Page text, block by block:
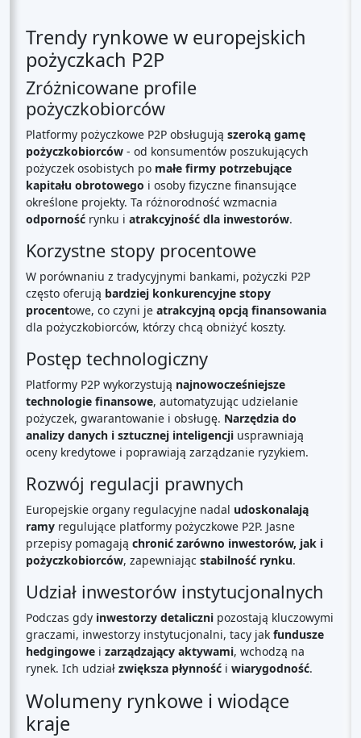
Trendy rynkowe w europejskich
pożyczkach P2P
Zróżnicowane profile
pożyczkobiorców
Platformy pożyczkowe P2P obsługują szeroką gamę
pożyczkobiorców - od konsumentów poszukujących
pożyczek osobistych po małe firmy potrzebujące
kapitału obrotowego i osoby fizyczne finansujące
określone projekty. Ta różnorodność wzmacnia
odporność rynku i atrakcyjność dla inwestorów.
Korzystne stopy procentowe
W porównaniu z tradycyjnymi bankami, pożyczki P2P
często oferują bardziej konkurencyjne stopy
procentowe, co czyni je atrakcyjną opcją finansowania
dla pożyczkobiorców, którzy chcą obniżyć koszty.
Postęp technologiczny
Platformy P2P wykorzystują najnowocześniejsze
technologie finansowe, automatyzując udzielanie
pożyczek, gwarantowanie i obsługę. Narzędzia do
analizy danych i sztucznej inteligencji usprawniają
oceny kredytowe i poprawiają zarządzanie ryzykiem.
Rozwój regulacji prawnych
Europejskie organy regulacyjne nadal udoskonalają
ramy regulujące platformy pożyczkowe P2P. Jasne
przepisy pomagają chronić zarówno inwestorów, jak i
pożyczkobiorców, zapewniając stabilność rynku.
Udział inwestorów instytucjonalnych
Podczas gdy inwestorzy detaliczni pozostają kluczowymi
graczami, inwestorzy instytucjonalni, tacy jak fundusze
hedgingowe i zarządzający aktywami, wchodzą na
rynek. Ich udział zwiększa płynność i wiarygodność.
Wolumeny rynkowe i wiodące
kraje